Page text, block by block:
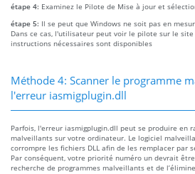
étape 4: Examinez le Pilote de Mise à jour et
étape 5: Il se peut que Windows ne soit pas en
Dans ce cas, l'utilisateur peut voir le pilote sur le
instructions nécessaires sont disponibles
Méthode 4: Scanner le programme
l'erreur iasmigplugin.dll
Parfois, l'erreur iasmigplugin.dll peut se produire en
malveillants sur votre ordinateur. Le logiciel
corrompre les fichiers DLL afin de les remplacer par
Par conséquent, votre priorité numéro un devrait
recherche de programmes malveillants et de